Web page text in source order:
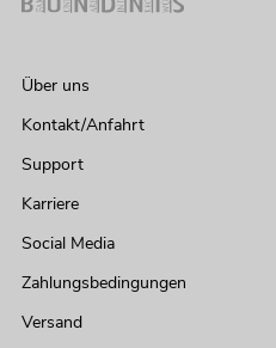
Über uns
Kontakt/Anfahrt
Support
Karriere
Social Media
Zahlungsbedingungen
Versand